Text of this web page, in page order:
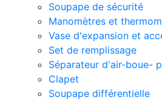
Soupape de sécurité
Manomètres et
Vase d'expansion et
Set de remplissage
Séparateur d'air-boue-
Clapet
Soupape différentielle